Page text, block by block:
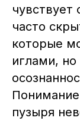
чувствует
часто
которые
иглами,
пузыря
+7
Служба